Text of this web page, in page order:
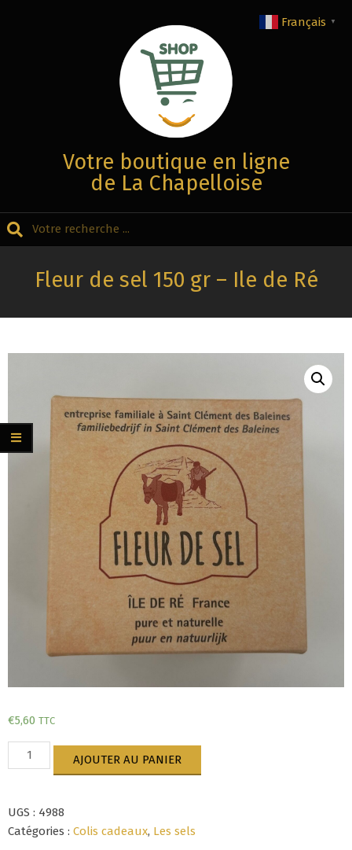
Votre boutique en ligne
de La Chapelloise
Secondaire
Fleur de sel 150 gr – Ile de Ré
€5,60 TTC
quantité
de
sel
150
AJOUTER AU PANIER
UGS : 4988
Catégories : Colis cadeaux, Les sels
Français ▼